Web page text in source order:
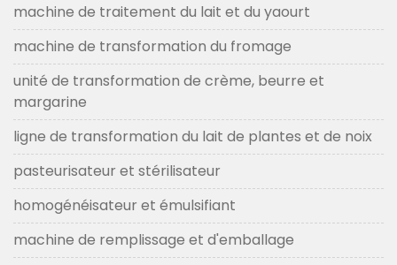
machine de traitement du lait et du yaourt
machine de transformation du fromage
unité de transformation de crème, beurre et
margarine
ligne de transformation du lait de plantes et de noix
pasteurisateur et stérilisateur
homogénéisateur et émulsifiant
machine de remplissage et d'emballage